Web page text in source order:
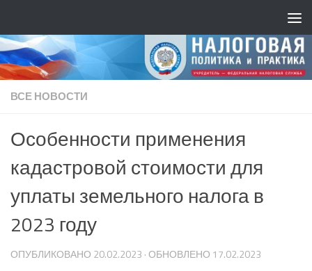
ВСЕ НОВОСТИ
Особенности применения
кадастровой стоимости для
уплаты земельного налога в
2023 году
ОПУБЛИКОВАНО 20.02.2023 · ОБНОВЛЕНО 17.02.2023